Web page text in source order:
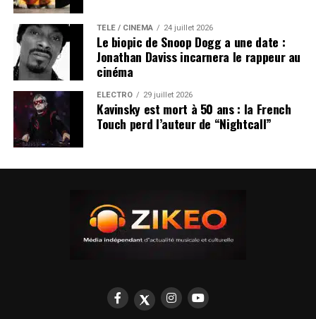
TÉLÉ / CINÉMA 24 juillet 2026
Le biopic de Snoop Dogg a une date :
Jonathan Daviss incarnera le rappeur au
cinéma
ÉLECTRO 29 juillet 2026
Kavinsky est mort à 50 ans : la French
Touch perd l’auteur de “Nightcall”